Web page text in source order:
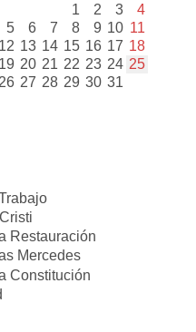
1 2 3 4
5 6 7 8 9 10 11
12 13 14 15 16 17 18
19 20 21 22 23 24 25
26 27 28 29 30 31
Restauración
Mercedes
Constitución